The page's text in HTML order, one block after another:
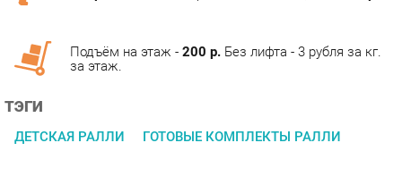
ТЭГИ
ОПИСАНИЕ